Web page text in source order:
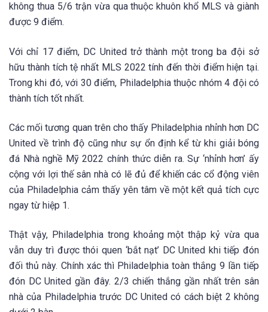
không thua 5/6 trận vừa qua thuộc khuôn khổ MLS và giành
được 9 điểm.
Với chỉ 17 điểm, DC United trở thành một trong ba đội sở
hữu thành tích tệ nhất MLS 2022 tính đến thời điểm hiện tại.
Trong khi đó, với 30 điểm, Philadelphia thuộc nhóm 4 đội có
thành tích tốt nhất.
Các mối tương quan trên cho thấy Philadelphia nhỉnh hơn DC
United về trình độ cũng như sự ổn định kể từ khi giải bóng
đá Nhà nghề Mỹ 2022 chính thức diễn ra. Sự ‘nhỉnh hơn’ ấy
cộng với lợi thế sân nhà có lẽ đủ để khiến các cổ động viên
của Philadelphia cảm thấy yên tâm về một kết quả tích cực
ngay từ hiệp 1.
Thật vậy, Philadelphia trong khoảng một thập kỷ vừa qua
vẫn duy trì được thói quen ‘bắt nạt’ DC United khi tiếp đón
đối thủ này. Chính xác thì Philadelphia toàn thắng 9 lần tiếp
đón DC United gần đây. 2/3 chiến thắng gần nhất trên sân
nhà của Philadelphia trước DC United có cách biệt 2 không